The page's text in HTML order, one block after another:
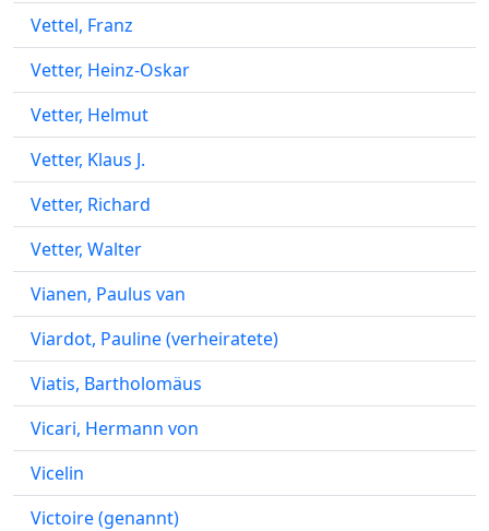
Vettel, Franz
Vetter, Heinz-Oskar
Vetter, Helmut
Vetter, Klaus J.
Vetter, Richard
Vetter, Walter
Vianen, Paulus van
Viardot, Pauline (verheiratete)
Viatis, Bartholomäus
Vicari, Hermann von
Vicelin
Victoire (genannt)